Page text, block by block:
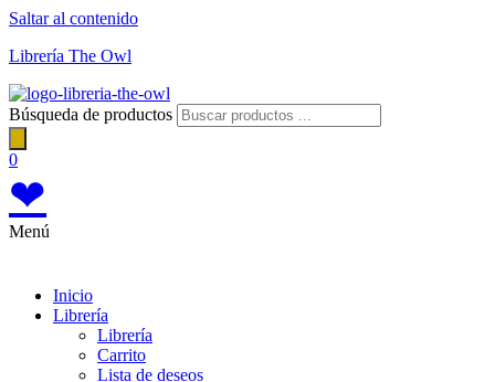
Saltar al contenido
Librería The Owl
Búsqueda de productos
0
❤
Menú
Inicio
Librería
Librería
Carrito
Lista de deseos